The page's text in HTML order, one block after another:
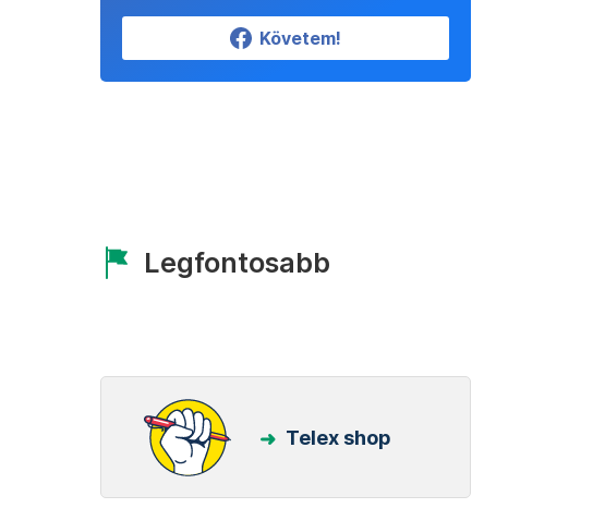
Követem!
Legfontosabb
Telex shop